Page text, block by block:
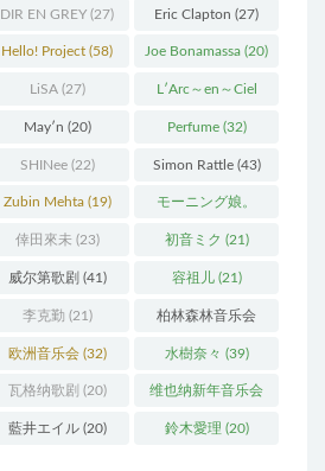
Thielemann(36) (25)
DIR EN GREY (27) Eric Clapton (27)
Hello! Project (58) Joe Bonamassa (20)
LiSA(27) L′Arc～en～Ciel
(41)
May′n (20) Perfume(32)
SHINee(22) Simon Rattle(43)
Zubin Mehta(19) モーニング娘。
(27)
倖田來未 (23) 初音ミク (21)
威尔第歌剧 (41) 容祖儿(21)
李克勤 (21) 柏林森林音乐会
(22)
欧洲音乐会(32) 水樹奈々 (39)
瓦格纳歌剧 (20) 维也纳新年音乐会
(19)
藍井エイル(20) 鈴木愛理 (20)